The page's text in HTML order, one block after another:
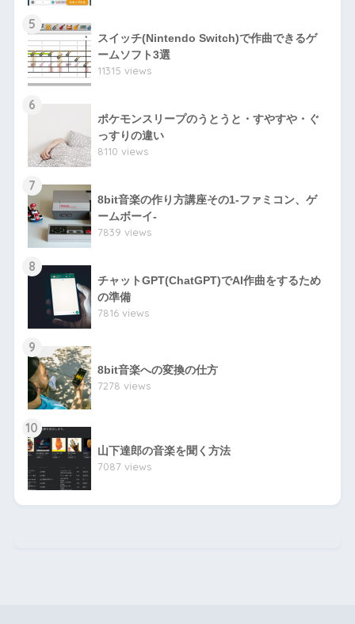
5
スイッチ(Nintendo Switch)で作曲できるゲ
ームソフト3選
11315 views
6
ポケモンスリープのうとうと・すやすや・ぐ
っすりの違い
8110 views
7
8bit音楽の作り方講座その1-ファミコン、ゲ
ームボーイ-
7839 views
8
チャットGPT(ChatGPT)でAI作曲をするため
の準備
7816 views
9
8bit音楽への変換の仕方
7278 views
10
山下達郎の音楽を聞く方法
7087 views